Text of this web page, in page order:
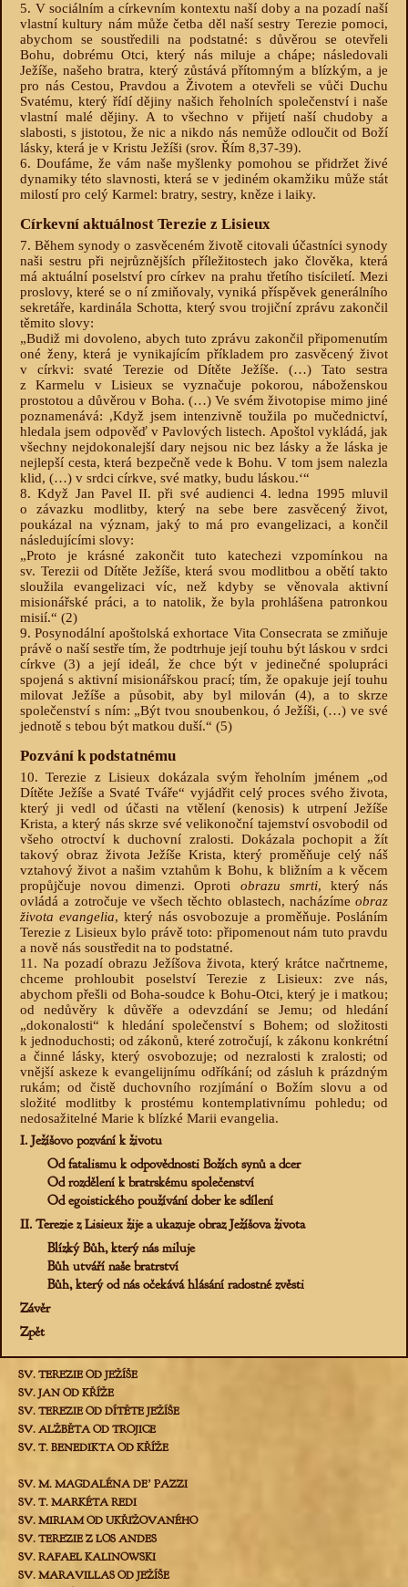
5. V sociálním a církevním kontextu naší doby a na pozadí naší
vlastní kultury nám může četba děl naší sestry Terezie pomoci,
abychom se soustředili na podstatné: s důvěrou se otevřeli
Bohu, dobrému Otci, který nás miluje a chápe; následovali
Ježíše, našeho bratra, který zůstává přítomným a blízkým, a je
pro nás Cestou, Pravdou a Životem a otevřeli se vůči Duchu
Svatému, který řídí dějiny našich řeholních společenství i naše
vlastní malé dějiny. A to všechno v přijetí naší chudoby a
slabosti, s jistotou, že nic a nikdo nás nemůže odloučit od Boží
lásky, která je v Kristu Ježíši (srov. Řím 8,37-39).
6. Doufáme, že vám naše myšlenky pomohou se přidržet živé
dynamiky této slavnosti, která se v jediném okamžiku může stát
milostí pro celý Karmel: bratry, sestry, kněze i laiky.
Církevní aktuálnost Terezie z Lisieux
7. Během synody o zasvěceném životě citovali účastníci synody
naši sestru při nejrůznějších příležitostech jako člověka, která
má aktuální poselství pro církev na prahu třetího tisíciletí. Mezi
proslovy, které se o ní zmiňovaly, vyniká příspěvek generálního
sekretáře, kardinála Schotta, který svou trojiční zprávu zakončil
těmito slovy:
„Budiž mi dovoleno, abych tuto zprávu zakončil připomenutím
oné ženy, která je vynikajícím příkladem pro zasvěcený život
v církvi: svaté Terezie od Dítěte Ježíše. (…) Tato sestra
z Karmelu v Lisieux se vyznačuje pokorou, náboženskou
prostotou a důvěrou v Boha. (…) Ve svém životopise mimo jiné
poznamenává: ,Když jsem intenzivně toužila po mučednictví,
hledala jsem odpověď v Pavlových listech. Apoštol vykládá, jak
všechny nejdokonalejší dary nejsou nic bez lásky a že láska je
nejlepší cesta, která bezpečně vede k Bohu. V tom jsem nalezla
klid, (…) v srdci církve, své matky, budu láskou.‘“
8. Když Jan Pavel II. při své audienci 4. ledna 1995 mluvil
o závazku modlitby, který na sebe bere zasvěcený život,
poukázal na význam, jaký to má pro evangelizaci, a končil
následujícími slovy:
„Proto je krásné zakončit tuto katechezi vzpomínkou na
sv. Terezii od Dítěte Ježíše, která svou modlitbou a obětí takto
sloužila evangelizaci víc, než kdyby se věnovala aktivní
misionářské práci, a to natolik, že byla prohlášena patronkou
misií.“ (2)
9. Posynodální apoštolská exhortace Vita Consecrata se zmiňuje
právě o naší sestře tím, že podtrhuje její touhu být láskou v srdci
církve(3) a její ideál, že chce být v jedinečné spolupráci
spojená s aktivní misionářskou prací; tím, že opakuje její touhu
milovat Ježíše a působit, aby byl milován (4), a to skrze
společenství s ním: „Být tvou snoubenkou, ó Ježíši, (…) ve své
jednotě s tebou být matkou duší.“ (5)
Pozvání k podstatnému
10. Terezie z Lisieux dokázala svým řeholním jménem „od
Dítěte Ježíše a Svaté Tváře“ vyjádřit celý proces svého života,
který ji vedl od účasti na vtělení (kenosis) k utrpení Ježíše
Krista, a který nás skrze své velikonoční tajemství osvobodil od
všeho otroctví k duchovní zralosti. Dokázala pochopit a žít
takový obraz života Ježíše Krista, který proměňuje celý náš
vztahový život a našim vztahům k Bohu, k bližním a k věcem
propůjčuje novou dimenzi. Oproti obrazu smrti, který nás
ovládá a zotročuje ve všech těchto oblastech, nacházíme obraz
života evangelia, který nás osvobozuje a proměňuje. Posláním
Terezie z Lisieux bylo právě toto: připomenout nám tuto pravdu
a nově nás soustředit na to podstatné.
11. Na pozadí obrazu Ježíšova života, který krátce načrtneme,
chceme prohloubit poselství Terezie z Lisieux: zve nás,
abychom přešli od Boha-soudce k Bohu-Otci, který je i matkou;
od nedůvěry k důvěře a odevzdání se Jemu; od hledání
„dokonalosti“ k hledání společenství s Bohem; od složitosti
k jednoduchosti; od zákonů, které zotročují, k zákonu konkrétní
a činné lásky, který osvobozuje; od nezralosti k zralosti; od
vnější askeze k evangelijnímu odříkání; od zásluh k prázdným
rukám; od čistě duchovního rozjímání o Božím slovu a od
složité modlitby k prostému kontemplativnímu pohledu; od
nedosažitelné Marie k blízké Marii evangelia.
I. Ježíšovo pozvání k životu
Od fatalismu k odpovědnosti Božích synů a dcer
Od rozdělení k bratrskému společenství
Od egoistického používání dober ke sdílení
II. Terezie z Lisieux žije a ukazuje obraz Ježíšova života
Blízký Bůh, který nás miluje
Bůh utváří naše bratrství
Bůh, který od nás očekává hlásání radostné zvěsti
Závěr
Zpět
SV. TEREZIE OD JEŽÍŠE
SV. JAN OD KŘÍŽE
SV. TEREZIE OD DÍTĚTE JEŽÍŠE
SV. ALŽBĚTA OD TROJICE
SV. T. BENEDIKTA OD KŘÍŽE
SV. M. MAGDALÉNA DEʼ PAZZI
SV. T. MARKÉTA REDI
SV. MIRIAM OD UKŘIŽOVANÉHO
SV. TEREZIE Z LOS ANDES
SV. RAFAEL KALINOWSKI
SV. MARAVILLAS OD JEŽÍŠE